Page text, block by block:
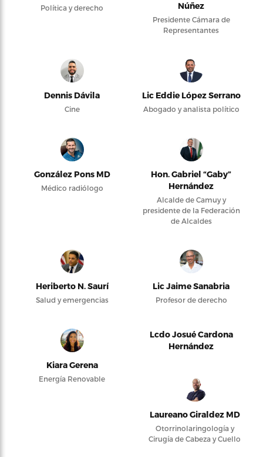
Política y derecho
Núñez
Presidente Cámara de
Representantes
Dennis Dávila
Cine
Lic Eddie López Serrano
Abogado y analista político
González Pons MD
Médico radiólogo
Hon. Gabriel “Gaby”
Hernández
Alcalde de Camuy y
presidente de la Federación
de Alcaldes
Heriberto N. Saurí
Salud y emergencias
Lic Jaime Sanabria
Profesor de derecho
Kiara Gerena
Energía Renovable
Lcdo Josué Cardona
Hernández
Laureano Giraldez MD
Otorrinolaringología y
Cirugía de Cabeza y Cuello